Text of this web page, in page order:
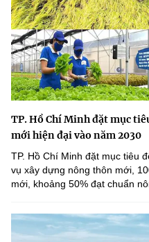
TP. Hồ Chí Minh đặt mục
mới hiện đại vào năm 2030
TP. Hồ Chí Minh đặt mục tiêu
vụ xây dựng nông thôn mới,
mới, khoảng 50% đạt chuẩn